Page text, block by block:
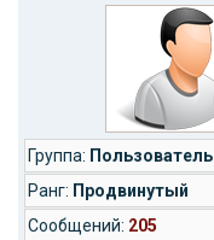
Группа: Пользователь
Ранг: Продвинутый
Cообщений: 205